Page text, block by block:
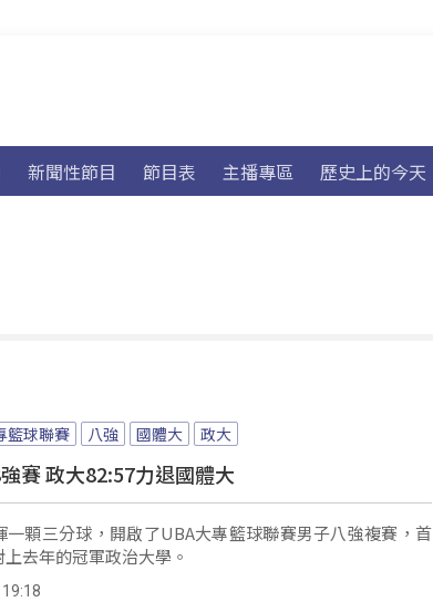
新聞性節目 節目表 主播專區 歷史上的今天
籃球聯賽 八強 國體大 政大
賽 政大82:57力退國體大
一顆三分球，開啟了UBA大專籃球聯賽男子八強複賽，首
去年的冠軍政治大學。